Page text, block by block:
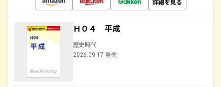
Ｈ０４ 平成
歴史時代
2026.09.17 発売